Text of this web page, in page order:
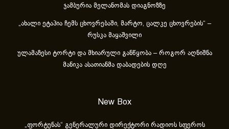
ჯამბურია მელანომას დიაგნოზზე
„ახა­ლი ეტა­პია ჩემს ცხოვ­რე­ბა­ში, მარ­ტო, ცალ­კე ცხოვ­რე­ბის“ –
რუსკა მაყაშვილი
ულამაზესი ტორტი და მხიარული განწყობა – როგორ აღნიშნა
მანიკა ასათიანმა დაბადების დღე
New Box
„ფორტუნას“ გენერალური დირექტორი რადიოს სფეროს